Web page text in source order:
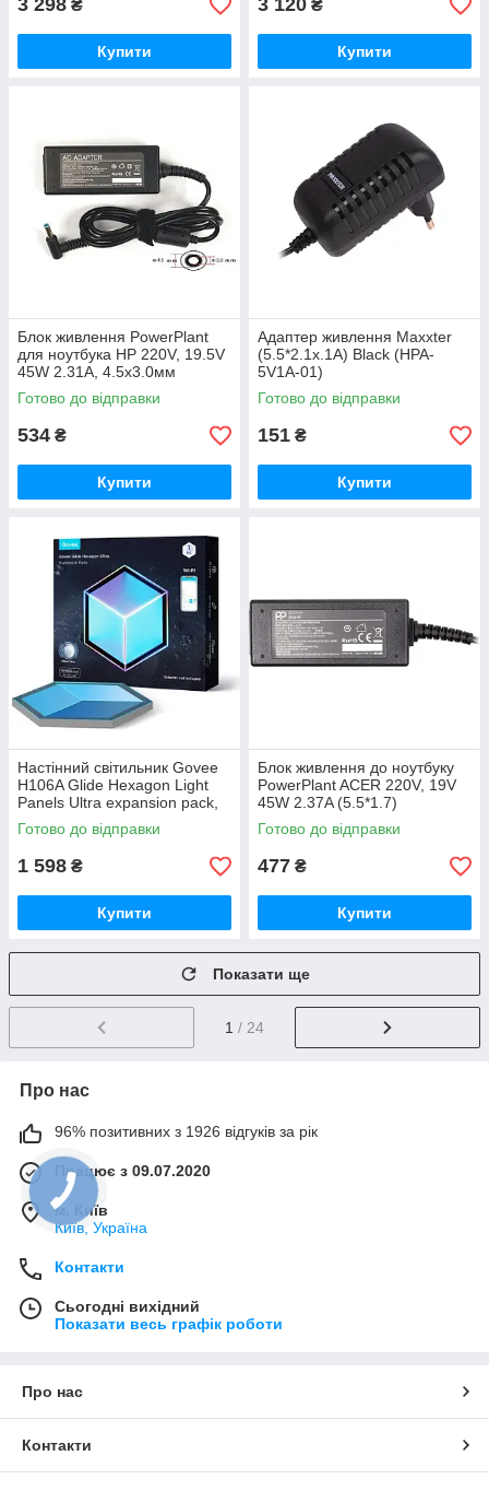
3 298 ₴
Купити
3 120 ₴
Купити
Блок живлення PowerPlant
для ноутбука HP 220V, 19.5V
45W 2.31A, 4.5х3.0мм
(HP45G4530)
Готово до відправки
534 ₴
Купити
Адаптер живлення Maxxter
(5.5*2.1x.1A) Black (HPA-
5V1A-01)
Готово до відправки
151 ₴
Купити
Настінний світильник Govee
H106A Glide Hexagon Light
Panels Ultra expansion pack,
1шт, RGBIC (H106A007-OF-
EU)
Готово до відправки
1 598 ₴
Купити
Блок живлення до ноутбуку
PowerPlant ACER 220V, 19V
45W 2.37A (5.5*1.7)
(AC45F5517)
Готово до відправки
477 ₴
Купити
Показати ще
1 / 24
Про нас
96% позитивних з 1926 відгуків за рік
Працює з 09.07.2020
м. Київ
Київ, Україна
Контакти
Сьогодні вихідний
Показати весь графік роботи
Про нас
Контакти